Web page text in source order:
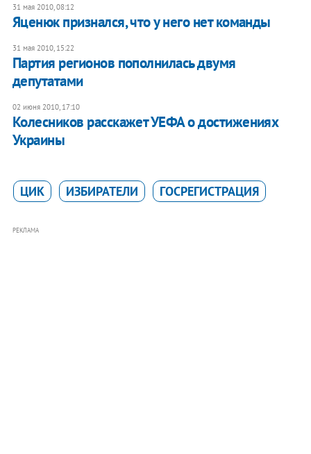
31 мая 2010, 08:12
Яценюк признался, что у него нет команды
31 мая 2010, 15:22
Партия регионов пополнилась двумя
депутатами
02 июня 2010, 17:10
Колесников расскажет УЕФА о достижениях
Украины
ЦИК ИЗБИРАТЕЛИ ГОСРЕГИСТРАЦИЯ
РЕКЛАМА